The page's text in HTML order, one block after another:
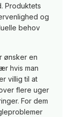
Produktets
og
behov
ønsker en
hvis man
villig til at
flere uger
For dem